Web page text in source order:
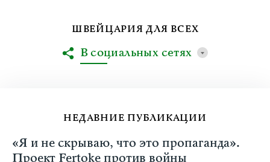
НЕДАВНИЕ ПУБЛИКАЦИИ
«Я и не скрываю, что это пропаганда».
Проект Fertoke против войны
ШВЕЙЦАРИЯ ДЛЯ ВСЕХ
В социальных сетях